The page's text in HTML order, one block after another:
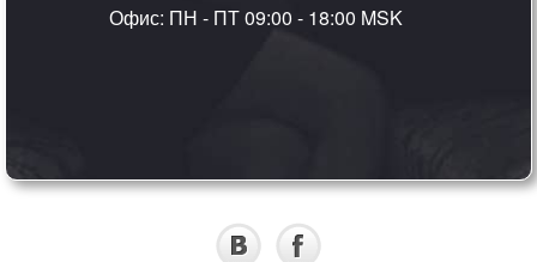
Офис: ПН - ПТ 09:00 - 18:00 MSK